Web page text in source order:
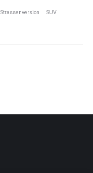
Strassenversion SUV